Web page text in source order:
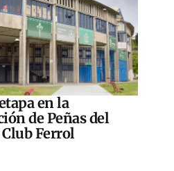
en la
de Peñas del
Ferrol